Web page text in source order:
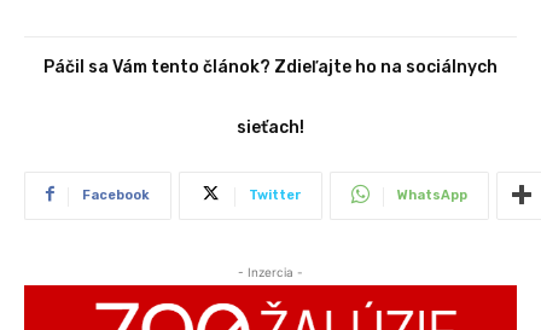
Páčil sa Vám tento článok? Zdieľajte ho na sociálnych
sieťach!
Facebook Twitter WhatsApp
- Inzercia -